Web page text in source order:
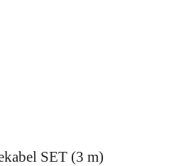
SET (3 m)